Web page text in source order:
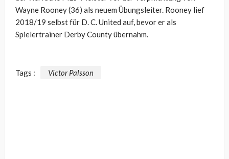
Wayne Rooney (36) als neuem Übungsleiter. Rooney lief
2018/19 selbst für D. C. United auf, bevor er als
Spielertrainer Derby County übernahm.
Tags : Victor Palsson